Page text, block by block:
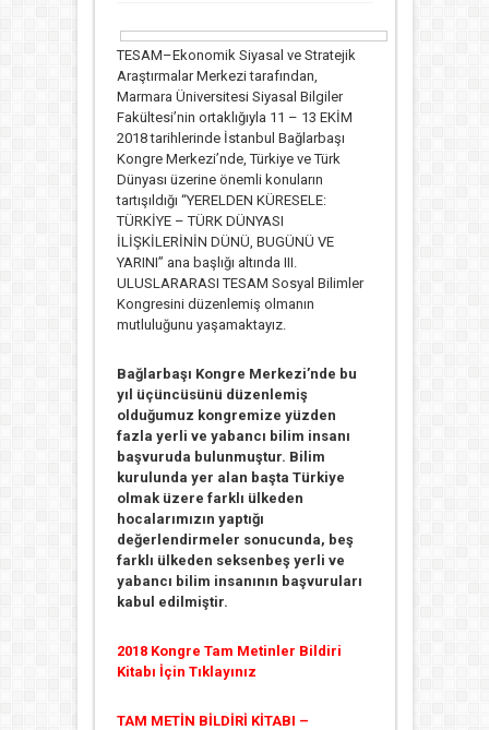
TESAM–Ekonomik Siyasal ve Stratejik
Araştırmalar Merkezi tarafından,
Marmara Üniversitesi Siyasal Bilgiler
Fakültesi’nin ortaklığıyla 11 – 13 EKİM
2018 tarihlerinde İstanbul Bağlarbaşı
Kongre Merkezi’nde, Türkiye ve Türk
Dünyası üzerine önemli konuların
tartışıldığı “YERELDEN KÜRESELE:
TÜRKİYE – TÜRK DÜNYASI
İLİŞKİLERİNİN DÜNÜ, BUGÜNÜ VE
YARINI” ana başlığı altında III.
ULUSLARARASI TESAM Sosyal Bilimler
Kongresini düzenlemiş olmanın
mutluluğunu yaşamaktayız.
Bağlarbaşı Kongre Merkezi’nde bu
yıl üçüncüsünü düzenlemiş
olduğumuz kongremize yüzden
fazla yerli ve yabancı bilim insanı
başvuruda bulunmuştur. Bilim
kurulunda yer alan başta Türkiye
olmak üzere farklı ülkeden
hocalarımızın yaptığı
değerlendirmeler sonucunda, beş
farklı ülkeden seksenbeş yerli ve
yabancı bilim insanının başvuruları
kabul edilmiştir.
2018 Kongre Tam Metinler Bildiri
Kitabı İçin Tıklayınız
TAM METİN BİLDİRİ KİTABI –